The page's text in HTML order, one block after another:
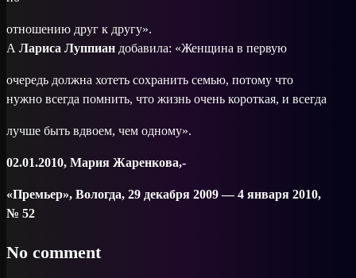
отношению друг к другу».
А Лариса Луппиан добавила: «Женщина в первую
очередь должна хотеть сохранить семью, потому что
нужно всегда помнить, что жизнь очень короткая, и всегда
лучше быть вдвоем, чем одному».
02.01.2010, Мария Жаренкова,-
«Премьер», Вологда, 29 декабря 2009 — 4 января 2010,
№ 52
No comment